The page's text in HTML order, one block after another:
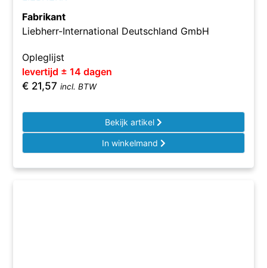
Fabrikant
Liebherr-International Deutschland GmbH
Opleglijst
levertijd ± 14 dagen
€ 21,57 incl. BTW
Bekijk artikel
In winkelmand